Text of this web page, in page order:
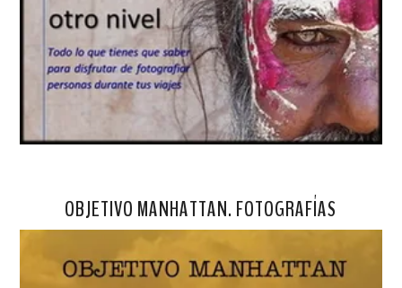
OBJETIVO MANHATTAN. FOTOGRAFÍAS